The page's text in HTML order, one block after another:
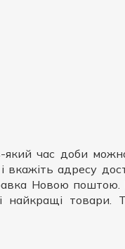
час доби
і вкажіть адресу
Новою поштою.
товари.